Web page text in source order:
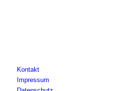
Kontakt
Impressum